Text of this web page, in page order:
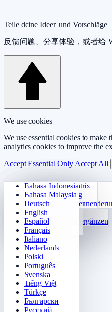
Tägliche Arithmetik
Einmaleins-Trainer
24 Schnellrechnen
Funktionen
Zahlenmuster ergänzen
Sudoku
Zahlen-Klotski
2048
Tetris
Minenräumer
Gomoku
Lichter aus
Labyrinth-Quest
Sokoban-
Gedächtnismatrix
Zielverfolgung
Schnelles Erkennen
Bahasa Indonesia
Bahasa Malaysia
Deutsch
English
Español
Français
Italiano
Nederlands
Polski
Português
Svenska
Tiếng Việt
Türkçe
Български
Русский
Teile deine Ideen und Vorschläge
反馈问题、分享体验，或者给
We use cookies
We use essential cookies to make
analytics cookies to improve the
Accept Essential Only Accept All